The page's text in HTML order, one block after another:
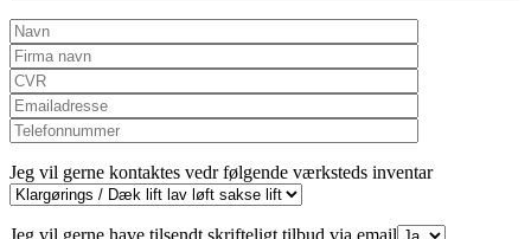
Jeg vil gerne kontaktes vedr følgende værksteds inventar
Jeg vil gerne have tilsendt skrifteligt tilbud via email